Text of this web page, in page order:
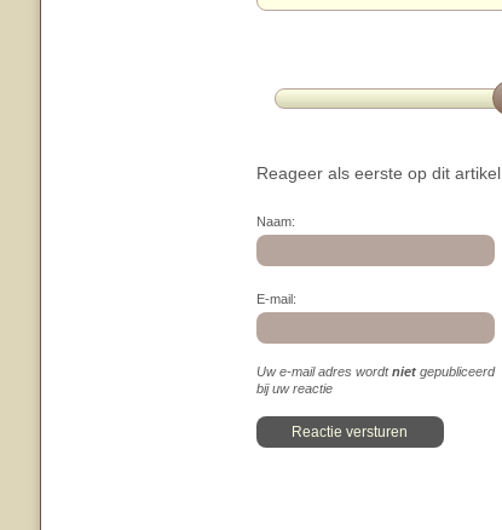
Reageer als eerste op dit artikel
Naam:
E-mail:
Uw e-mail adres wordtnietgepubliceerd
bij uw reactie